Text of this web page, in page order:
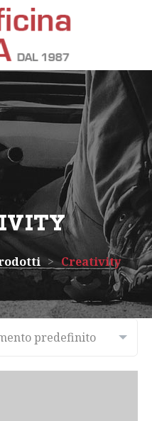
> Creativity